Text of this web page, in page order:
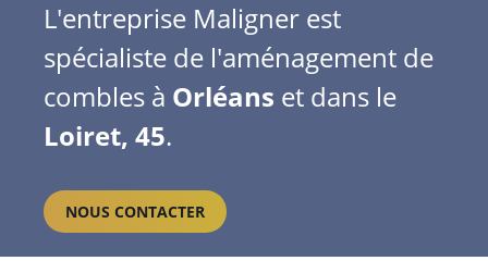
L'entreprise Maligner est
spécialiste de l'aménagement de
combles à Orléans et dans le
Loiret, 45.
NOUS CONTACTER